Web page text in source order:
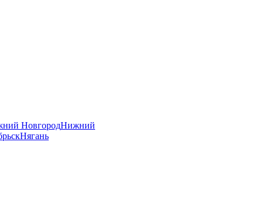
НовгородНижний
Нягань